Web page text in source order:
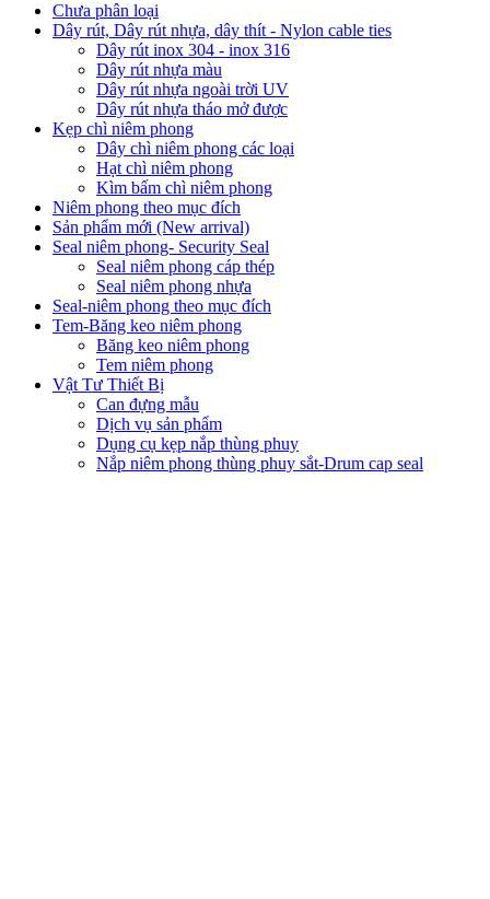
Chưa phân loại
Dây rút, Dây rút nhựa, dây thít - Nylon cable ties
Dây rút inox 304 - inox 316
Dây rút nhựa màu
Dây rút nhựa ngoài trời UV
Dây rút nhựa tháo mở được
Kẹp chì niêm phong
Dây chì niêm phong các loại
Hạt chì niêm phong
Kìm bấm chì niêm phong
Niêm phong theo mục đích
Sản phẩm mới (New arrival)
Seal niêm phong- Security Seal
Seal niêm phong cáp thép
Seal niêm phong nhựa
Seal-niêm phong theo mục đích
Tem-Băng keo niêm phong
Băng keo niêm phong
Tem niêm phong
Vật Tư Thiết Bị
Can đựng mẫu
Dịch vụ sản phẩm
Dụng cụ kẹp nắp thùng phuy
Nắp niêm phong thùng phuy sắt-Drum cap seal